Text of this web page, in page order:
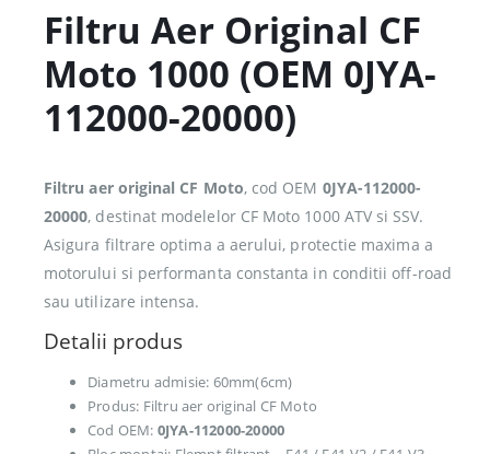
Filtru Aer Original CF
Moto 1000 (OEM 0JYA-
112000-20000)
Filtru aer original CF Moto, cod OEM 0JYA-112000-
20000, destinat modelelor CF Moto 1000 ATV si SSV.
Asigura filtrare optima a aerului, protectie maxima a
motorului si performanta constanta in conditii off-road
sau utilizare intensa.
Detalii produs
Diametru admisie: 60mm(6cm)
Produs: Filtru aer original CF Moto
Cod OEM: 0JYA-112000-20000